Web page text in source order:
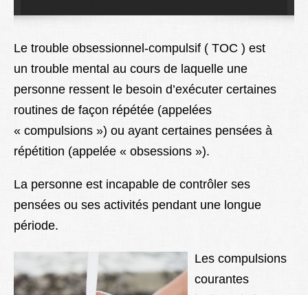
Droit
Lexique
Better Health
Le trouble obsessionnel-compulsif ( TOC ) est
un trouble mental au cours de laquelle une
personne ressent le besoin d’exécuter certaines
routines de façon répétée (appelées
« compulsions ») ou ayant certaines pensées à
répétition (appelée « obsessions »).
La personne est incapable de contrôler ses
pensées ou ses activités pendant une longue
période.
Les compulsions
courantes